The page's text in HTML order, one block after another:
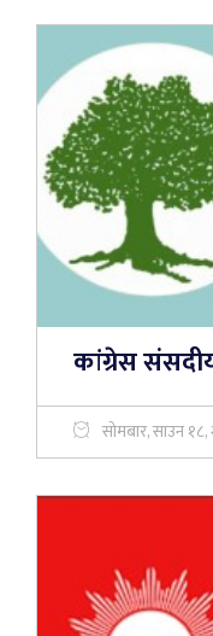
कांग्रेस
सोमबार, साउन